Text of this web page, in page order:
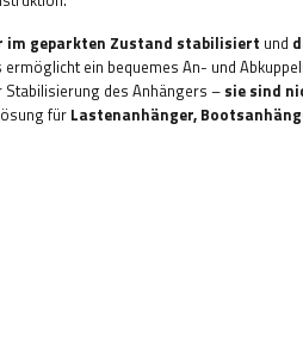
im geparkten Zustand stabilisiert und
ermöglicht ein bequemes An- und
des Anhängers – sie sind
für Lastenanhänger,